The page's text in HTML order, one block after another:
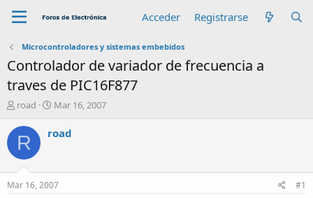
Acceder Registrarse
Microcontroladores y sistemas embebidos
Controlador de variador de frecuencia a
traves de PIC16F877
A
t
o
r
road
F
c
e
Mar 16, 2007
R road
Mar 16, 2007 #1